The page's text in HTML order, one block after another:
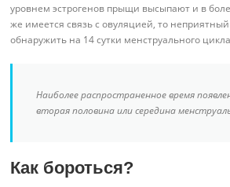
уровнем эстрогенов прыщи высыпают и в
же имеется связь с овуляцией, то
обнаружить на 14 сутки менструального
Наиболее распространенное время
вторая половина или середина
Как бороться?